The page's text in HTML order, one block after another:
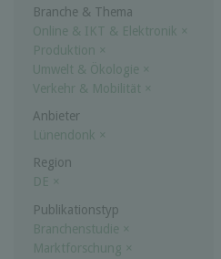
Branche & Thema
Online & IKT & Elektronik ×
Produktion ×
Umwelt & Ökologie ×
Verkehr & Mobilität ×
Anbieter
Lünendonk ×
Region
DE ×
Publikationstyp
Branchenstudie ×
Marktforschung ×